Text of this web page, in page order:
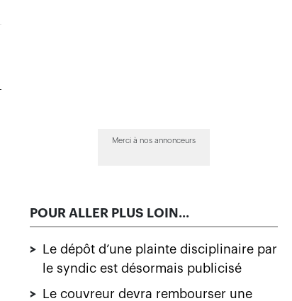
Merci à nos annonceurs
POUR ALLER PLUS LOIN...
>
Le dépôt d’une plainte disciplinaire par
le syndic est désormais publicisé
>
Le couvreur devra rembourser une